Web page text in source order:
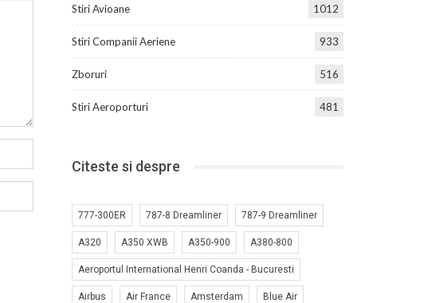
Stiri Avioane 1012
Stiri Companii Aeriene 933
Zboruri 516
Stiri Aeroporturi 481
Citeste si despre
777-300ER 787-8 Dreamliner 787-9 Dreamliner
A320 A350 XWB A350-900 A380-800
Aeroportul International Henri Coanda - Bucuresti
Airbus Air France Amsterdam Blue Air